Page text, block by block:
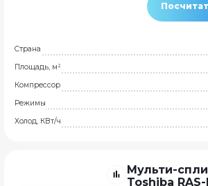
Страна
Площадь, м²
Компрессор
Режимы
Холод, КВт/ч
Мульти-
Toshiba RAS-